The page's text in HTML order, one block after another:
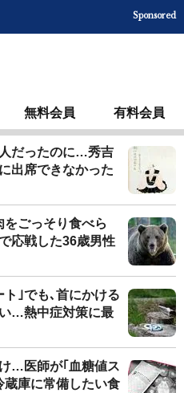
Sponsored
無料会員 有料会員
だったのに…秀吉
出席できなかった
ごっそり食べら
応戦した36歳男性
｣でも､首にかける
…熱中症対策に最
…医師が｢血糖値ス
蔵庫に常備したい食